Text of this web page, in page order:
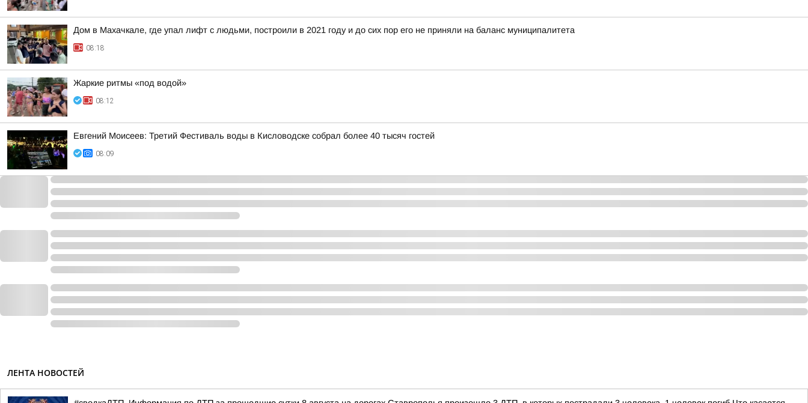
Дом в Махачкале, где упал лифт с людьми, построили в 2021 году и до сих пор его не приняли на баланс муниципалитета
08:18
Жаркие ритмы «под водой»
08:12
Евгений Моисеев: Третий Фестиваль воды в Кисловодске собрал более 40 тысяч гостей
08:09
ЛЕНТА НОВОСТЕЙ